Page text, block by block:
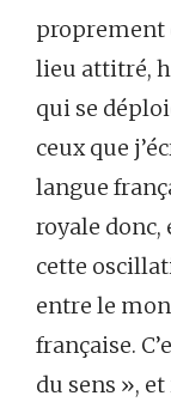
proprement
lieu attitré,
qui se
ceux que
langue
royale donc,
cette
entre le
française.
du sens »,